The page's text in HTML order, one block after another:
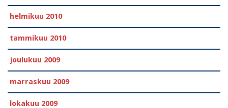
helmikuu 2010
tammikuu 2010
joulukuu 2009
marraskuu 2009
lokakuu 2009